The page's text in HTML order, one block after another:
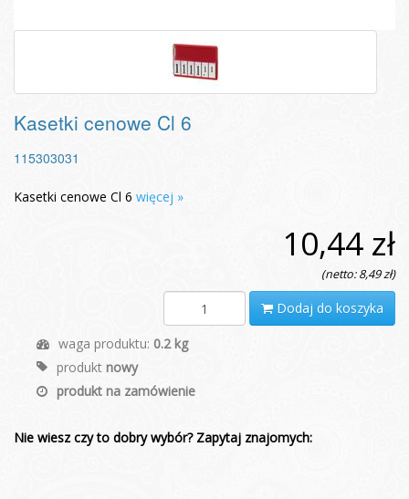
Kasetki cenowe Cl 6
115303031
Kasetki cenowe Cl 6 więcej »
10,44 zł
(netto: 8,49 zł)
Dodaj do koszyka
waga produktu: 0.2 kg
produkt nowy
produkt na zamówienie
Nie wiesz czy to dobry wybór? Zapytaj znajomych: